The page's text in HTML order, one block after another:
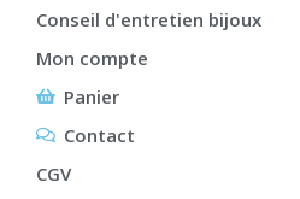
Conseil d'entretien bijoux
Mon compte
Panier
Contact
CGV